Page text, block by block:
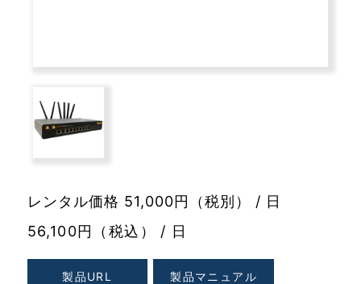
レンタル価格 51,000円（税別） / 日
56,100円（税込） / 日
製品URL 製品マニュアル